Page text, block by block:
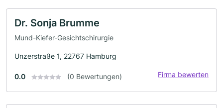
Dr. Sonja Brumme
Mund-Kiefer-Gesichtschirurgie
Unzerstraße 1, 22767 Hamburg
0.0 (0 Bewertungen) Firma bewerten